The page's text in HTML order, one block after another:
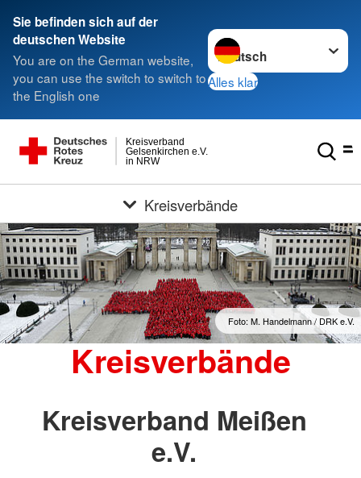
Sie befinden sich auf der
deutschen Website
You are on the German website,
you can use the switch to switch to
the English one
Sprache wechseln zu
Alles klar
in NRW
Gelsenkirchen e.V.
Kreisverband
Kreisverbände
Foto: M. Handelmann / DRK e.V.
Kreisverbände
Kreisverband Meißen
e.V.